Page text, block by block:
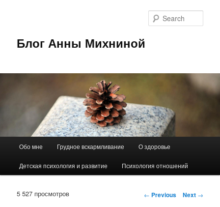
Блог Анны Михниной
Skip
to
primary
Обо мне Грудное вскармливание О здоровье
Детская психология и развитие Психология отношений
5 527 просмотров
Post
← Previous Next →